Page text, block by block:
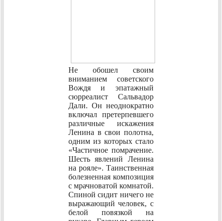
Не обошел своим
вниманием советского
Вождя и эпатажный
сюрреалист Сальвадор
Дали. Он неоднократно
включал претерпевшего
различные искажения
Ленина в свои полотна,
одним из которых стало
«Частичное помрачение.
Шесть явлений Ленина
на рояле». Таинственная
болезненная композиция
с мрачноватой комнатой.
Спиной сидит ничего не
выражающий человек, с
белой повязкой на